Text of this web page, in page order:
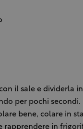
il sale e dividerla
per pochi
bene, colare in
rapprendere in